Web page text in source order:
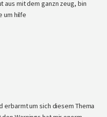
aus mit dem ganzn zeug, bin
um hilfe
erbarmt um sich diesem Thema